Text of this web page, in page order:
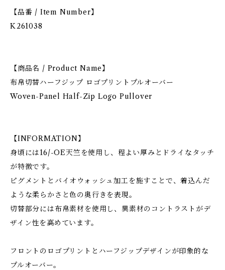
【品番 / Item Number】
K261038
【商品名 / Product Name】
布帛切替ハーフジップ ロゴプリントプルオーバー
Woven-Panel Half-Zip Logo Pullover
【INFORMATION】
身頃には16/-OE天竺を使用し、程よい厚みとドライなタッチ
が特徴です。
ピグメントとバイオウォッシュ加工を施すことで、着込んだ
ような柔らかさと色の奥行きを表現。
切替部分には布帛素材を使用し、異素材のコントラストがデ
ザイン性を高めています。
フロントのロゴプリントとハーフジップデザインが印象的な
プルオーバー。